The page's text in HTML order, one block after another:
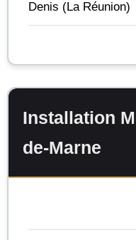
Denis (La Réunion)
Installation
de-Marne